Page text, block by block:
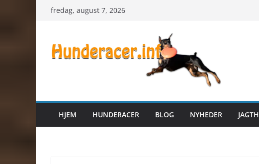
fredag, august 7, 2026
HJEM HUNDERACER BLOG NYHEDER